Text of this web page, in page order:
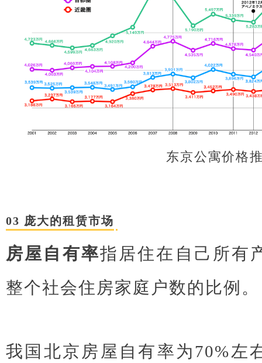
东京公寓价格
03 庞大的租赁市场
房屋自有率指居住在自己所有
整个社会住房家庭户数的比例。
我国北京房屋自有率为70%左